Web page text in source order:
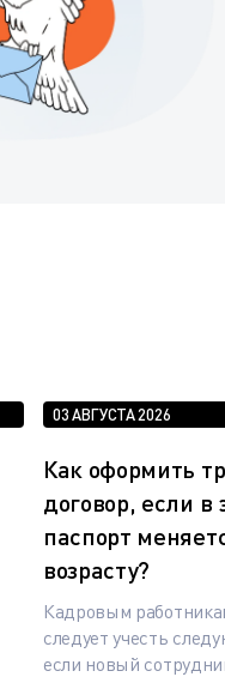
03 АВГУСТА 2026
Как оформить
договор, если в
паспорт
возрасту?
Кадровым
следует учесть
если новый